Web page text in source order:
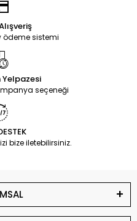
ödeme sistemi
Yelpazesi
seçeneği
bize iletebilirsiniz.